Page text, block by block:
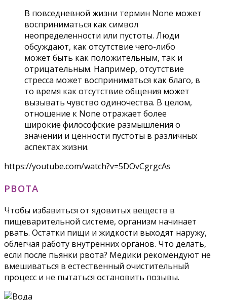
В повседневной жизни термин None может
восприниматься как символ
неопределенности или пустоты. Люди
обсуждают, как отсутствие чего-либо
может быть как положительным, так и
отрицательным. Например, отсутствие
стресса может восприниматься как благо, в
то время как отсутствие общения может
вызывать чувство одиночества. В целом,
отношение к None отражает более
широкие философские размышления о
значении и ценности пустоты в различных
аспектах жизни.
https://youtube.com/watch?v=5DOvCgrgcAs
РВОТА
Чтобы избавиться от ядовитых веществ в
пищеварительной системе, организм начинает
рвать. Остатки пищи и жидкости выходят наружу,
облегчая работу внутренних органов. Что делать,
если после пьянки рвота? Медики рекомендуют не
вмешиваться в естественный очистительный
процесс и не пытаться остановить позывы.